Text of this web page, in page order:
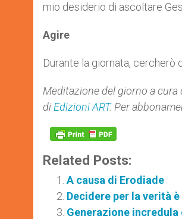
mio desiderio di ascoltare
Agire
Durante la giornata, cercherò
Meditazione del giorno a cura
di Edizioni ART. Per
Related Posts:
A causa di Erodiade
Decidere per la verità
Generazione incredula